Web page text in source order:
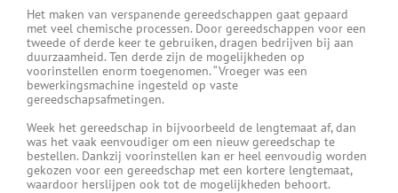
Het maken van verspanende gereedschappen gaat gepaard
met veel chemische processen. Door gereedschappen voor een
tweede of derde keer te gebruiken, dragen bedrijven bij aan
duurzaamheid. Ten derde zijn de mogelijkheden op
voorinstellen enorm toegenomen. “Vroeger was een
bewerkingsmachine ingesteld op vaste
gereedschapsafmetingen.
Week het gereedschap in bijvoorbeeld de lengtemaat af, dan
was het vaak eenvoudiger om een nieuw gereedschap te
bestellen. Dankzij voorinstellen kan er heel eenvoudig worden
gekozen voor een gereedschap met een kortere lengtemaat,
waardoor herslijpen ook tot de mogelijkheden behoort.